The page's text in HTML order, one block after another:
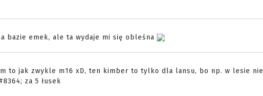
bazie emek, ale ta wydaje mi się obleśna
to jak zwykle m16 xD, ten kimber to tylko dla lansu, bo np. w lesie nie
za 5 łusek